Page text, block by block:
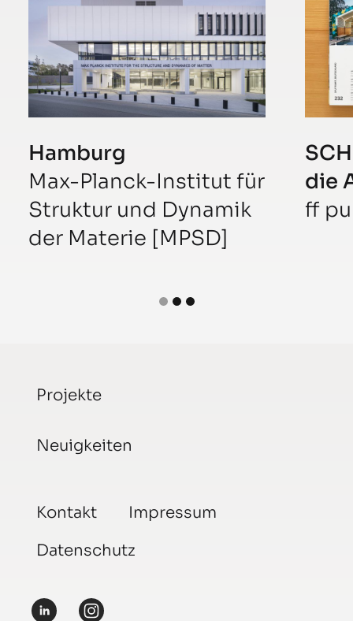
Hamburg
Max-Planck-Institut für
Struktur und Dynamik
der Materie [MPSD]
die
ff
Projekte
Neuigkeiten
Kontakt
Impressum
Datenschutz